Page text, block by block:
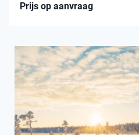
Prijs op aanvraag